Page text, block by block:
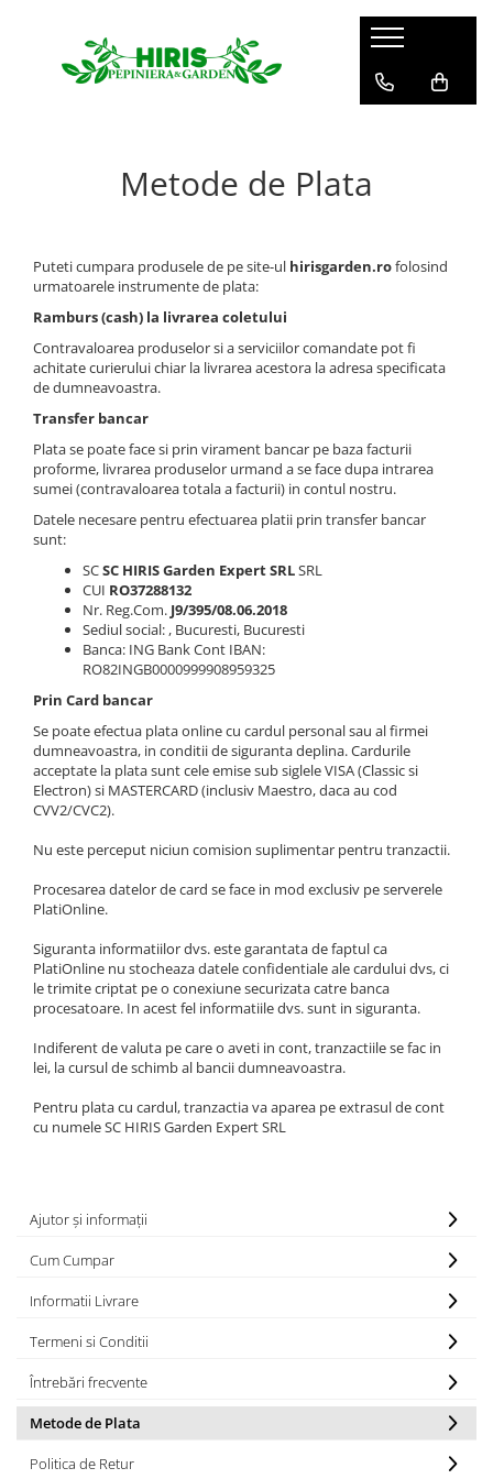
Servicii
Plantare arbori și arbuști – servicii
Mentenanță Spații Verzi pentru
Complexe Rezidențiale și Asociații
Sisteme de irigații și aspersie –
montaj profesional
Curățenie spații exterioare
Metode de Plata
Puteti cumpara produsele de pe site-ul hirisgarden.rofolosind
urmatoarele instrumente de plata:
Ramburs (cash) la livrarea coletului
Contravaloarea produselor si a serviciilor comandate pot fi
achitate curierului chiar la livrarea acestora la adresa specificata
de dumneavoastra.
Transfer bancar
Plata se poate face si prin virament bancar pe baza facturii
proforme, livrarea produselor urmand a se face dupa intrarea
sumei (contravaloarea totala a facturii) in contul nostru.
Datele necesare pentru efectuarea platii prin transfer bancar
sunt:
SCSC HIRIS Garden Expert SRLSRL
CUI RO37288132
Nr. Reg.Com. J9/395/08.06.2018
Sediul social: , Bucuresti, Bucuresti
Banca: ING Bank Cont IBAN:
RO82INGB0000999908959325
Prin Card bancar
Se poate efectua plata online cu cardul personal sau al firmei
dumneavoastra, in conditii de siguranta deplina. Cardurile
acceptate la plata sunt cele emise sub siglele VISA (Classic si
Electron) si MASTERCARD (inclusiv Maestro, daca au cod
CVV2/CVC2).
Nu este perceput niciun comision suplimentar pentru tranzactii.
Procesarea datelor de card se face in mod exclusiv pe serverele
PlatiOnline.
Siguranta informatiilor dvs. este garantata de faptul ca
PlatiOnline nu stocheaza datele confidentiale ale cardului dvs, ci
le trimite criptat pe o conexiune securizata catre banca
procesatoare. In acest fel informatiile dvs. sunt in siguranta.
Indiferent de valuta pe care o aveti in cont, tranzactiile se fac in
lei, la cursul de schimb al bancii dumneavoastra.
Pentru plata cu cardul, tranzactia va aparea pe extrasul de cont
cu numele SC HIRIS Garden Expert SRL
Ajutor și informații
Cum Cumpar
Informatii Livrare
Termeni si Conditii
Întrebări frecvente
Metode de Plata
Politica de Retur